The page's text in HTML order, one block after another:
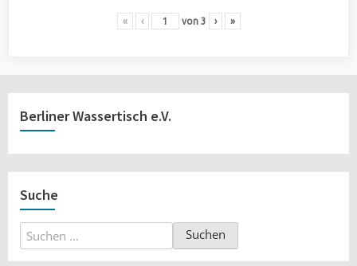
« ‹ von 3 › »
Berliner Wassertisch e.V.
Suche
Suchen
nach: